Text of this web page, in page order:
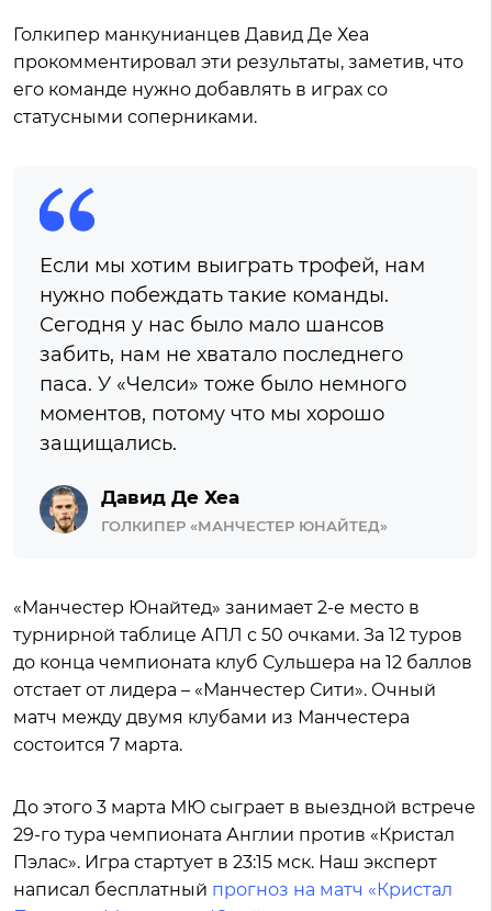
Голкипер манкунианцев Давид Де Хеа
прокомментировал эти результаты, заметив, что
его команде нужно добавлять в играх со
статусными соперниками.
Если мы хотим выиграть трофей, нам
нужно побеждать такие команды.
Сегодня у нас было мало шансов
забить, нам не хватало последнего
паса. У «Челси» тоже было немного
моментов, потому что мы хорошо
защищались.
Давид Де Хеа
ГОЛКИПЕР «МАНЧЕСТЕР ЮНАЙТЕД»
«Манчестер Юнайтед» занимает 2-е место в
турнирной таблице АПЛ с 50 очками. За 12 туров
до конца чемпионата клуб Сульшера на 12 баллов
отстает от лидера – «Манчестер Сити». Очный
матч между двумя клубами из Манчестера
состоится 7 марта.
До этого 3 марта МЮ сыграет в выездной встрече
29-го тура чемпионата Англии против «Кристал
Пэлас». Игра стартует в 23:15 мск. Наш эксперт
написал бесплатный прогноз на матч «Кристал